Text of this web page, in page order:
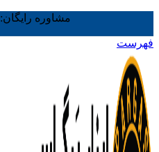
مشاوره رایگان:
فهرست